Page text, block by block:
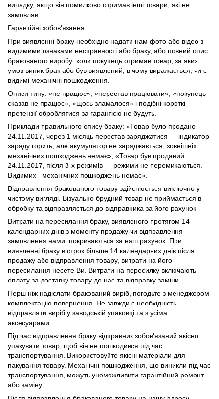
випадку, якщо він помилково отримав інші товари, які не
замовляв.
Гарантійні зобов'язання:
При виявленні браку необхідно надати нам фото або відео з
видимими ознаками несправності або браку, або повний опис
бракованого виробу: коли покупець отримав товар, за яких
умов виник брак або був виявлений, в чому виражається, чи є
видимі механічні пошкодження.
Описи типу: «не працює», «перестав працювати», «покупець
сказав не працює», «щось зламалося» і подібні короткі
претензії оброблятися за гарантією не будуть.
Приклади правильного опису браку: «Товар було продано
24.11.2017, через 1 місяць перестав заряджатися — індикатор
заряду горить, але акумулятор не заряджається, зовнішніх
механічних пошкоджень немає», «Товар був проданий
24.11.2017, після 3-х режимів — режими не перемикаються.
Видимих механічних пошкоджень немає».
Відправлення бракованого товару здійснюється виключно у
чистому вигляді. Візуально брудний товар не приймається в
обробку та відправляється до відправника за його рахунок.
Витрати на пересилання браку, виявленого протягом 14
календарних днів з моменту продажу чи відправлення
замовлення нами, покриваються за наш рахунок. При
виявленні браку в строк більше 14 календарних днів після
продажу або відправлення товару, витрати на його
пересилання несете Ви. Витрати на пересилку включають
оплату за доставку товару до нас та відправку заміни.
Перш ніж надіслати бракований виріб, погодьте з менеджером
комплектацію повернення. Не завжди є необхідність
відправляти виріб у заводській упаковці та з усіма
аксесуарами.
Під час відправлення браку відправник зобов'язаний якісно
упакувати товар, щоб він не пошкодився під час
транспортування. Використовуйте якісні матеріали для
пакування товару. Механічні пошкодження, що виникли під час
транспортування, можуть унеможливити гарантійний ремонт
або заміну.